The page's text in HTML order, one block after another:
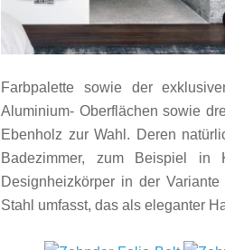
Farbpalette sowie der
Aluminium- Oberflächen sowie
Ebenholz zur Wahl. Deren
Badezimmer, zum Beispiel
Designheizkörper in der
Stahl umfasst, das als eleganter